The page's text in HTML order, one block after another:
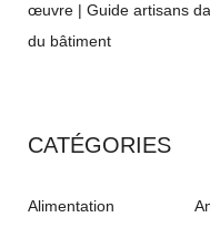
œuvre | Guide artisans
du bâtiment
CATÉGORIES
Alimentation